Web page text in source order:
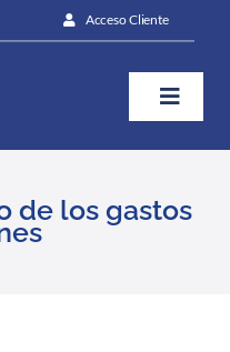
Acceso Cliente
Toggle
de los gastos